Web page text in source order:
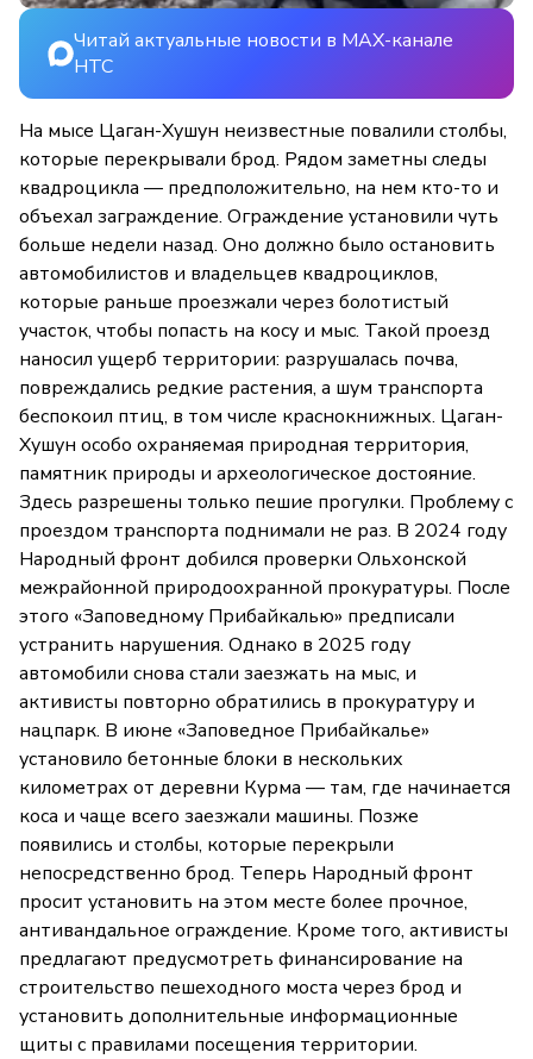
Читай актуальные новости в MAX-канале
НТС
На мысе Цаган-Хушун неизвестные повалили столбы,
которые перекрывали брод. Рядом заметны следы
квадроцикла — предположительно, на нем кто-то и
объехал заграждение. Ограждение установили чуть
больше недели назад. Оно должно было остановить
автомобилистов и владельцев квадроциклов,
которые раньше проезжали через болотистый
участок, чтобы попасть на косу и мыс. Такой проезд
наносил ущерб территории: разрушалась почва,
повреждались редкие растения, а шум транспорта
беспокоил птиц, в том числе краснокнижных. Цаган-
Хушун особо охраняемая природная территория,
памятник природы и археологическое достояние.
Здесь разрешены только пешие прогулки. Проблему с
проездом транспорта поднимали не раз. В 2024 году
Народный фронт добился проверки Ольхонской
межрайонной природоохранной прокуратуры. После
этого «Заповедному Прибайкалью» предписали
устранить нарушения. Однако в 2025 году
автомобили снова стали заезжать на мыс, и
активисты повторно обратились в прокуратуру и
нацпарк. В июне «Заповедное Прибайкалье»
установило бетонные блоки в нескольких
километрах от деревни Курма — там, где начинается
коса и чаще всего заезжали машины. Позже
появились и столбы, которые перекрыли
непосредственно брод. Теперь Народный фронт
просит установить на этом месте более прочное,
антивандальное ограждение. Кроме того, активисты
предлагают предусмотреть финансирование на
строительство пешеходного моста через брод и
установить дополнительные информационные
щиты с правилами посещения территории.